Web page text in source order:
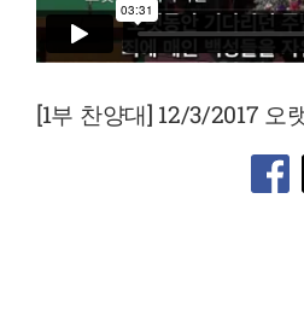
[1부 찬양대] 12/3/2017 오